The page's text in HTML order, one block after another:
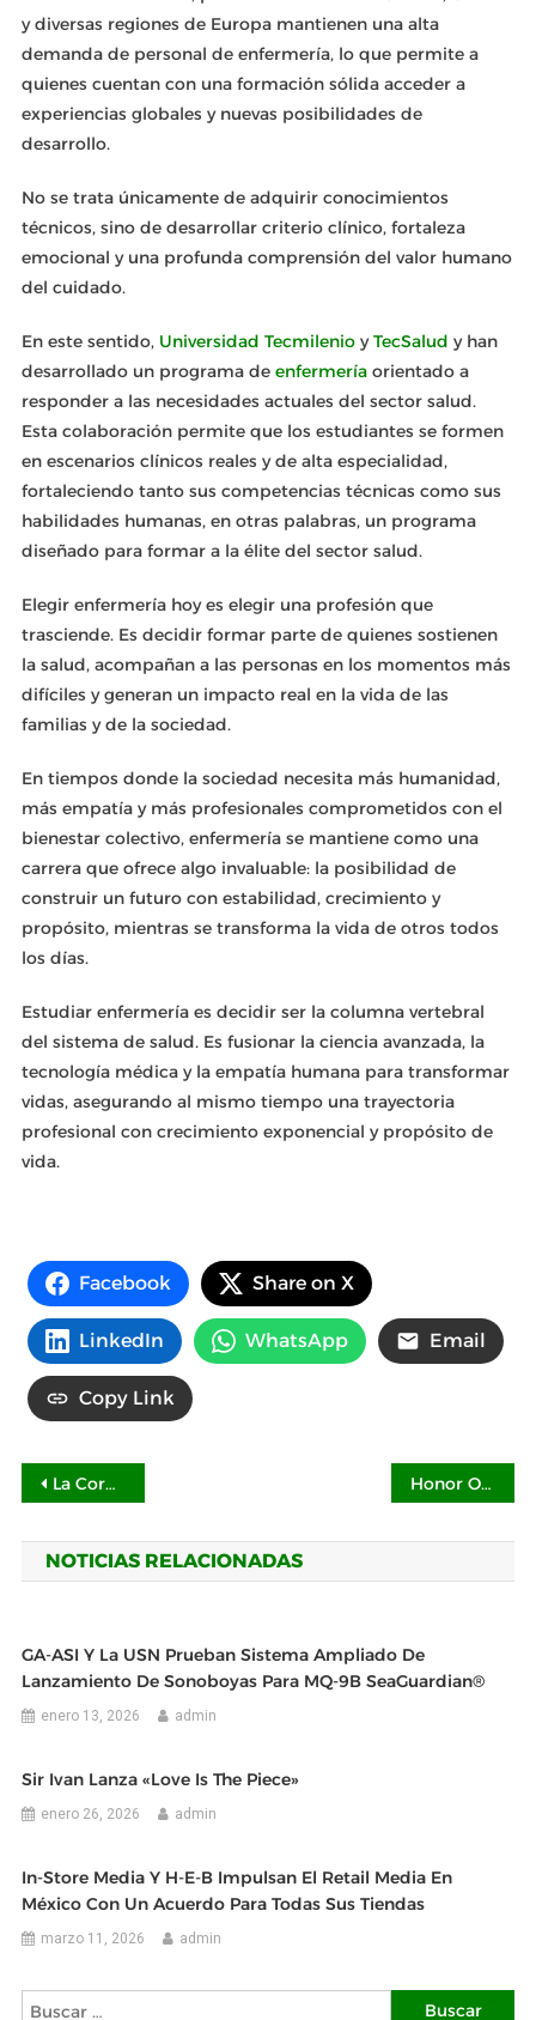
y diversas regiones de Europa mantienen una alta
demanda de personal de enfermería, lo que permite a
quienes cuentan con una formación sólida acceder a
experiencias globales y nuevas posibilidades de
desarrollo.
No se trata únicamente de adquirir conocimientos
técnicos, sino de desarrollar criterio clínico, fortaleza
emocional y una profunda comprensión del valor humano
del cuidado.
En este sentido, Universidad TecmilenioyTecSalud y han
desarrollado un programa de enfermeríaorientado a
responder a las necesidades actuales del sector salud.
Esta colaboración permite que los estudiantes se formen
en escenarios clínicos reales y de alta especialidad,
fortaleciendo tanto sus competencias técnicas como sus
habilidades humanas, en otras palabras, un programa
diseñado para formar a la élite del sector salud.
Elegir enfermería hoy es elegir una profesión que
trasciende. Es decidir formar parte de quienes sostienen
la salud, acompañan a las personas en los momentos más
difíciles y generan un impacto real en la vida de las
familias y de la sociedad.
En tiempos donde la sociedad necesita más humanidad,
más empatía y más profesionales comprometidos con el
bienestar colectivo, enfermería se mantiene como una
carrera que ofrece algo invaluable: la posibilidad de
construir un futuro con estabilidad, crecimiento y
propósito, mientras se transforma la vida de otros todos
los días.
Estudiar enfermería es decidir ser la columna vertebral
del sistema de salud. Es fusionar la ciencia avanzada, la
tecnología médica y la empatía humana para transformar
vidas, asegurando al mismo tiempo una trayectoria
profesional con crecimiento exponencial y propósito de
vida.
Facebook Share on X
LinkedIn WhatsApp Email
Copy Link
Navegación
de
entradas
La Corporación Universitaria de Asturias fue condecorada por el Congreso de Colombia y reafirma su liderazgo en educación superior Honor Of Kings se une a InuYasha para presentar aspectos exclusivos y nuevas experiencias de juego
NOTICIAS RELACIONADAS
GA-ASI Y La USN Prueban Sistema Ampliado De
Lanzamiento De Sonoboyas Para MQ-9B SeaGuardian®
enero 13, 2026 admin
Sir Ivan Lanza «Love Is The Piece»
enero 26, 2026 admin
In-Store Media Y H-E-B Impulsan El Retail Media En
México Con Un Acuerdo Para Todas Sus Tiendas
marzo 11, 2026 admin
Buscar: